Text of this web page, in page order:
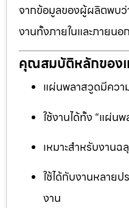
จากข้อมูลของผู้ผลิตพบว่
งานทั้งภายในและภายนอ
คุณสมบัติหลักของ
แผ่นพลาสวูดมีควา
ใช้งานได้ทั้ง “แผ่น
เหมาะสำหรับงาน
ใช้ได้กับงานหลายป
งาน